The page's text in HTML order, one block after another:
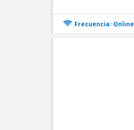
Frecuencia: Online